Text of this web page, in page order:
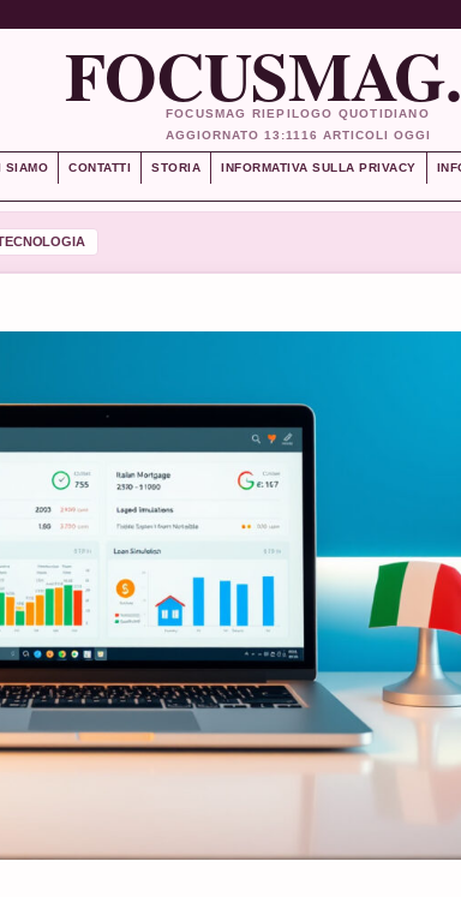
FOCUSMAG RIEPILOGO QUOTIDIANO
AGGIORNATO 13:11 16 ARTICOLI OGGI
SIAMO CONTATTI STORIA INFORMATIVA SULLA PRIVACY